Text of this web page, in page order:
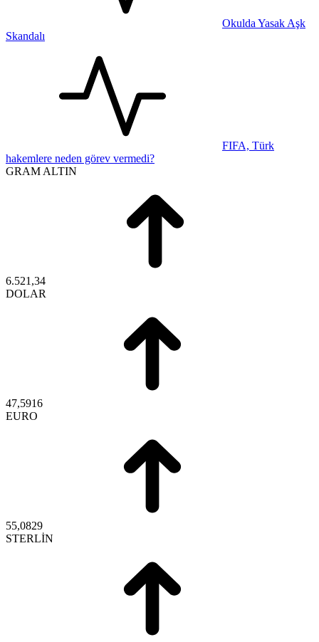
Okulda Yasak Aşk
Skandalı
FIFA, Türk
hakemlere neden görev vermedi?
GRAM ALTIN
6.521,34
DOLAR
47,5916
EURO
55,0829
STERLİN